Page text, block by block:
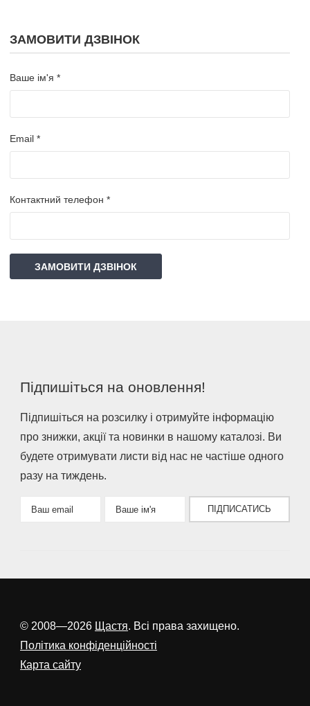
ЗАМОВИТИ ДЗВІНОК
Ваше ім'я *
Email *
Контактний телефон *
ЗАМОВИТИ ДЗВІНОК
Підпишіться на оновлення!
Підпишіться на розсилку і отримуйте інформацію
про знижки, акції та новинки в нашому каталозі. Ви
будете отримувати листи від нас не частіше одного
разу на тиждень.
ПІДПИСАТИСЬ
© 2008—2026 Щастя. Всі права захищено.
Політика конфіденційності
Карта сайту